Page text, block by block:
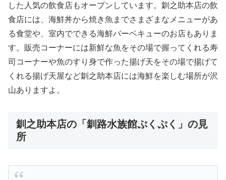
した人気の飲食店もオープンしています。釧之助本店の飲
食店には、海鮮丼から焼き魚までさまざまなメニューがあ
る食堂や、室内でできる海鮮バーベキューのお店もありま
す。販売コーナーには新鮮な魚をその場で握ってくれる寿
司コーナーや魚のすり身で作った揚げ天をその場で揚げて
くれる揚げ天屋など釧之助本店には海鮮を楽しむ場所が沢
山ありますよ。
釧之助本店の「釧路水族館ぷくぷく」の見
所